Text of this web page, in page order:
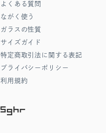
よくある質問
ながく使う
ガラスの性質
サイズガイド
特定商取引法に関する表記
プライバシーポリシー
利用規約